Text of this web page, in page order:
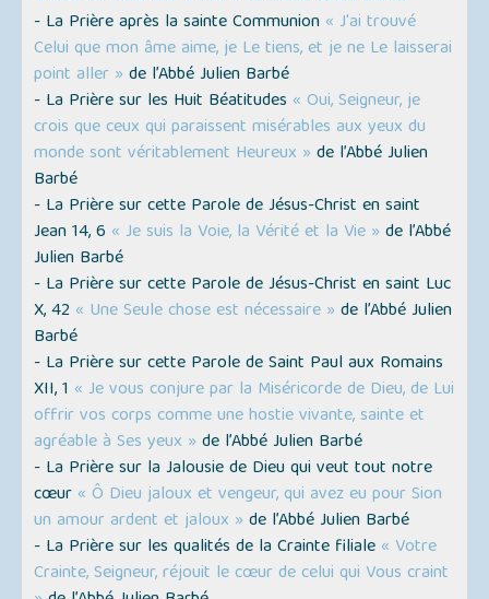
- La Prière après la sainte Communion « J'ai trouvé
Celui que mon âme aime, je Le tiens, et je ne Le laisserai
point aller » de l’Abbé Julien Barbé
- La Prière sur les Huit Béatitudes « Oui, Seigneur, je
crois que ceux qui paraissent misérables aux yeux du
monde sont véritablement Heureux » de l’Abbé Julien
Barbé
- La Prière sur cette Parole de Jésus-Christ en saint
Jean 14, 6 « Je suis la Voie, la Vérité et la Vie » de l’Abbé
Julien Barbé
- La Prière sur cette Parole de Jésus-Christ en saint Luc
X, 42 « Une Seule chose est nécessaire » de l’Abbé Julien
Barbé
- La Prière sur cette Parole de Saint Paul aux Romains
XII, 1 « Je vous conjure par la Miséricorde de Dieu, de Lui
offrir vos corps comme une hostie vivante, sainte et
agréable à Ses yeux »de l’Abbé Julien Barbé
- La Prière sur la Jalousie de Dieu qui veut tout notre
cœur « Ô Dieu jaloux et vengeur, qui avez eu pour Sion
un amour ardent et jaloux » de l’Abbé Julien Barbé
- La Prière sur les qualités de la Crainte filiale « Votre
Crainte, Seigneur, réjouit le cœur de celui qui Vous craint